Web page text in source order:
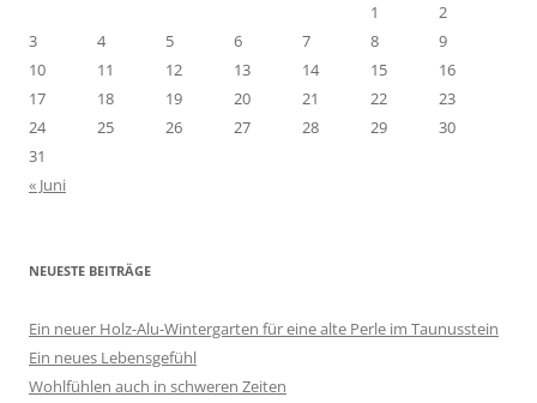
c
h
1
2
3
4 5 6 7 8
9
10
11 12 13 14 15
16
17
18 19 20 21 22
23
24
25 26 27 28 29
30
31
« Juni
NEUESTE BEITRÄGE
Ein neuer Holz-Alu-Wintergarten für eine alte Perle im Taunusstein
Ein neues Lebensgefühl
Wohlfühlen auch in schweren Zeiten